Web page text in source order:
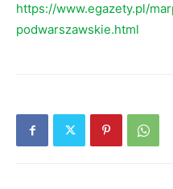
https://www.egazety.pl/
podwarszawskie.html